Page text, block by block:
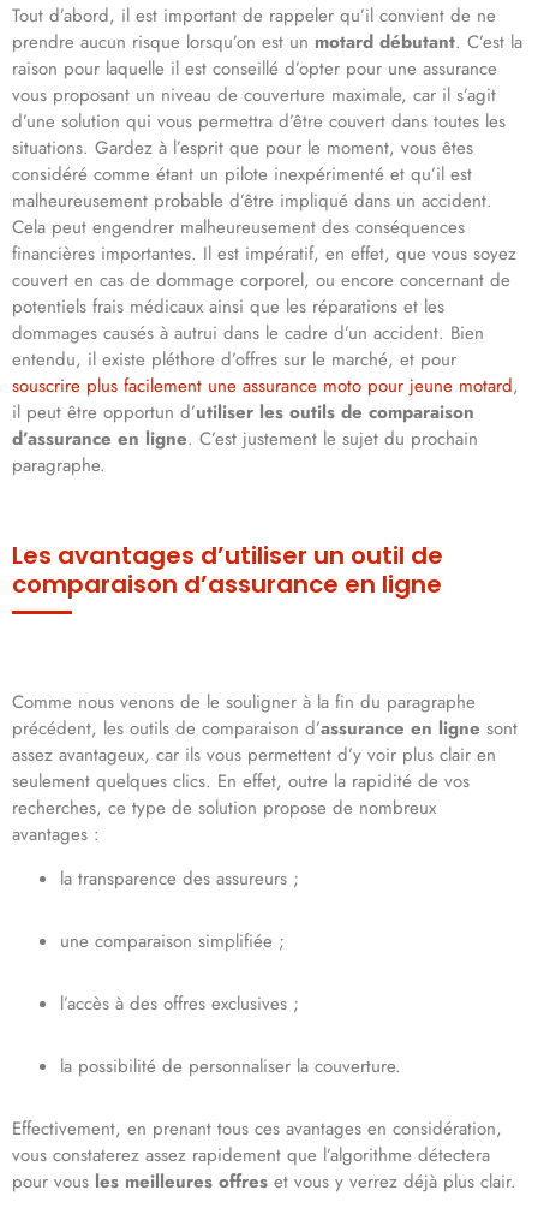
Tout d’abord, il est important de rappeler qu’il convient de ne
prendre aucun risque lorsqu’on est un motard débutant. C’est la
raison pour laquelle il est conseillé d’opter pour une assurance
vous proposant un niveau de couverture maximale, car il s’agit
d’une solution qui vous permettra d’être couvert dans toutes les
situations. Gardez à l’esprit que pour le moment, vous êtes
considéré comme étant un pilote inexpérimenté et qu’il est
malheureusement probable d’être impliqué dans un accident.
Cela peut engendrer malheureusement des conséquences
financières importantes. Il est impératif, en effet, que vous soyez
couvert en cas de dommage corporel, ou encore concernant de
potentiels frais médicaux ainsi que les réparations et les
dommages causés à autrui dans le cadre d’un accident. Bien
entendu, il existe pléthore d’offres sur le marché, et pour
souscrire plus facilement une assurance moto pour jeune motard,
il peut être opportun d’utiliser les outils de comparaison
d’assurance en ligne. C’est justement le sujet du prochain
paragraphe.
Les avantages d’utiliser un outil de
comparaison d’assurance en ligne
Comme nous venons de le souligner à la fin du paragraphe
précédent, les outils de comparaison d’assurance en ligne sont
assez avantageux, car ils vous permettent d’y voir plus clair en
seulement quelques clics. En effet, outre la rapidité de vos
recherches, ce type de solution propose de nombreux
avantages :
la transparence des assureurs ;
une comparaison simplifiée ;
l’accès à des offres exclusives ;
la possibilité de personnaliser la couverture.
Effectivement, en prenant tous ces avantages en considération,
vous constaterez assez rapidement que l’algorithme détectera
pour vous les meilleures offres et vous y verrez déjà plus clair.